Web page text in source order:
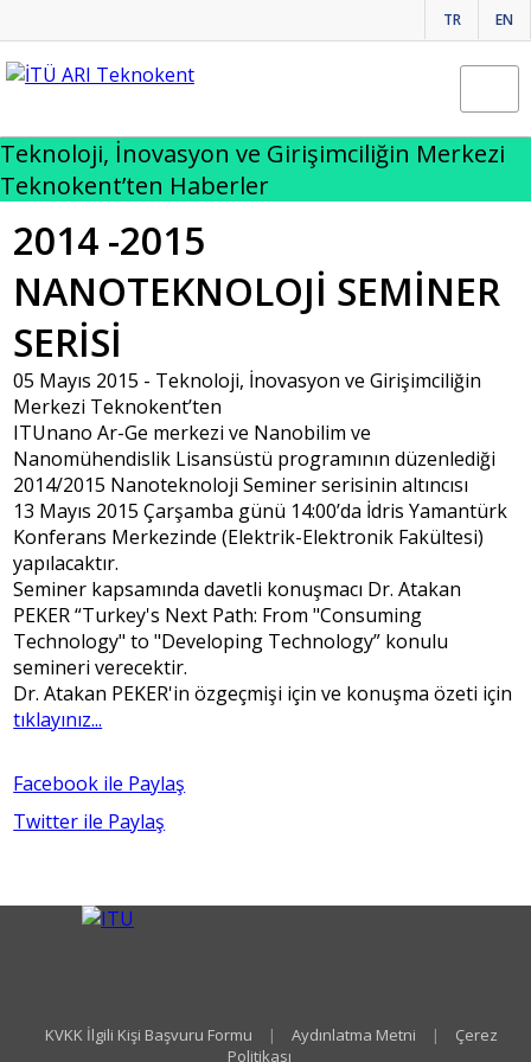
TR EN
Teknoloji, İnovasyon ve Girişimciliğin Merkezi
Teknokent’ten Haberler
2014 -2015
NANOTEKNOLOJİ SEMİNER
SERİSİ
05 Mayıs 2015 - Teknoloji, İnovasyon ve Girişimciliğin
Merkezi Teknokent’ten
ITUnano Ar-Ge merkezi ve Nanobilim ve
Nanomühendislik Lisansüstü programının düzenlediği
2014/2015 Nanoteknoloji Seminer serisinin altıncısı
13 Mayıs 2015 Çarşamba günü 14:00’da İdris Yamantürk
Konferans Merkezinde (Elektrik-Elektronik Fakültesi)
yapılacaktır.
Seminer kapsamında davetli konuşmacı Dr. Atakan
PEKER “Turkey's Next Path: From "Consuming
Technology" to "Developing Technology” konulu
semineri verecektir.
Dr. Atakan PEKER'in özgeçmişi için ve konuşma özeti için
tıklayınız...
Facebook ile Paylaş
Twitter ile Paylaş
KVKK İlgili Kişi Başvuru Formu | Aydınlatma Metni |
Çerez
Politikası